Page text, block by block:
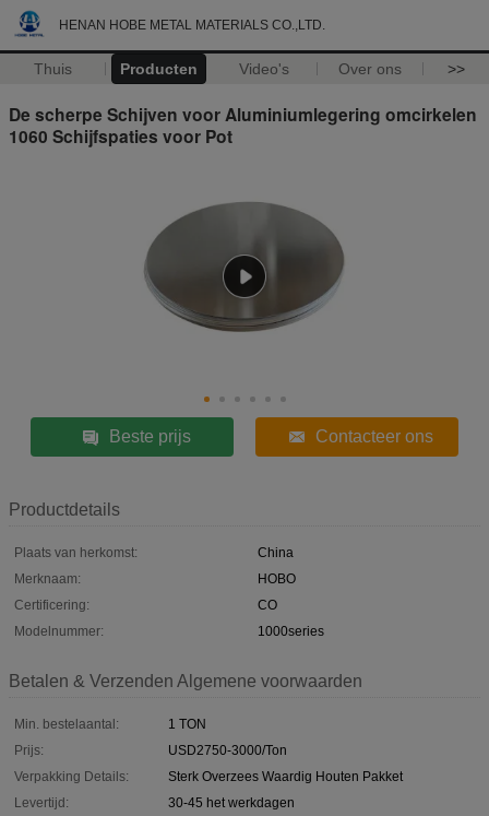
HENAN HOBE METAL MATERIALS CO.,LTD.
Thuis Producten Video's Over ons >>
De scherpe Schijven voor Aluminiumlegering omcirkelen
1060 Schijfspaties voor Pot
Beste prijs Contacteer ons
Productdetails
Plaats van herkomst:
China
Merknaam:
HOBO
Certificering:
CO
Modelnummer:
1000series
Betalen & Verzenden Algemene voorwaarden
Min. bestelaantal:
1 TON
Prijs:
USD2750-3000/Ton
Verpakking Details:
Sterk Overzees Waardig Houten Pakket
Levertijd:
30-45 het werkdagen